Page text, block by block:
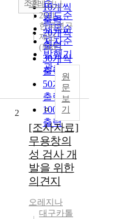
순
연도순
제목순
저자순
발행기
관순
10개씩
출력
20개씩
출력
30개씩
출력
50개씩
출력
100개씩
출력
조회
오레지나
2011
한국연구
재단
(NRF)
원
문
보
기
2
[조사자료]
무용창의
성 검사 개
발을 위한
의견지
오레지나
대구카톨